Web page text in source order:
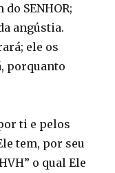
SENHOR;
angústia.
ele os
porquanto
ti e pelos
tem, por seu
o qual Ele